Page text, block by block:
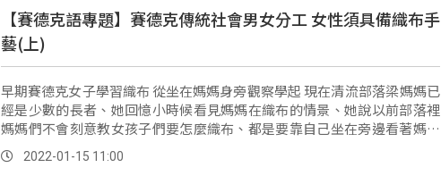
【賽德克語專題】賽德克傳統社會男女分工 女性須具備織布手
藝(上)
早期賽德克女子學習織布 從坐在媽媽身旁觀察學起 現在清流部落梁媽媽已
經是少數的長者、她回憶小時候看見媽媽在織布的情景、她說以前部落裡
媽媽們不會刻意教女孩子們要怎麼織布、都是要靠自己坐在旁邊看著媽媽
織布學習。
2022-01-15 11:00